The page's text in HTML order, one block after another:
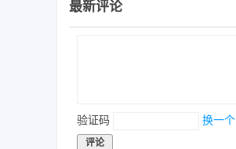
最新评论
验证码 换一个
评论